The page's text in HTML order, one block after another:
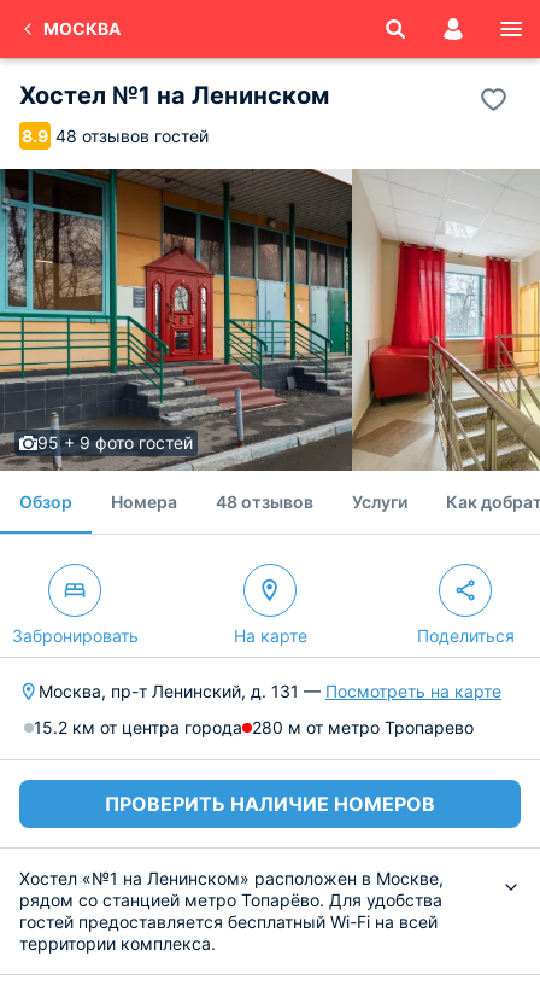
МОСКВА
Хостел №1 на Ленинском
8.9 48 отзывов гостей
95 + 9 фото гостей
Обзор Номера 48 отзывов Услуги Как
Забронировать На карте Поделиться
Москва, пр-т Ленинский, д. 131 — Посмотреть на карте
15.2 км от центра города 280 м от метро Тропарево
ПРОВЕРИТЬ НАЛИЧИЕ НОМЕРОВ
Хостел «№1 на Ленинском» расположен в Москве,
рядом со станцией метро Топарёво. Для удобства
гостей предоставляется бесплатный Wi-Fi на всей
территории комплекса.